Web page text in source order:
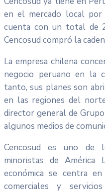
en el mercado local
cuenta con un total de
Cencosud compró la
La empresa chilena
negocio peruano en la
tanto, sus planes son
en las regiones del
director general de
algunos medios de
Cencosud es uno de
minoristas de América
económica se centra
comerciales y